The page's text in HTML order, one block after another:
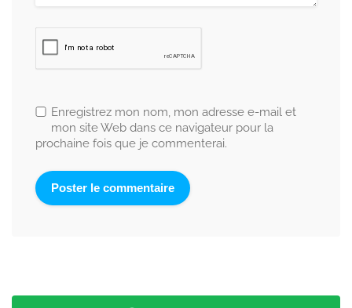
Enregistrez mon nom, mon adresse e-mail et
mon site Web dans ce navigateur pour la
prochaine fois que je commenterai.